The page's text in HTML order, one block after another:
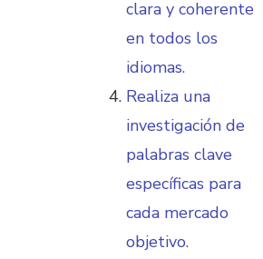
clara y coherente
en todos los
idiomas.
Realiza una
investigación de
palabras clave
específicas para
cada mercado
objetivo.